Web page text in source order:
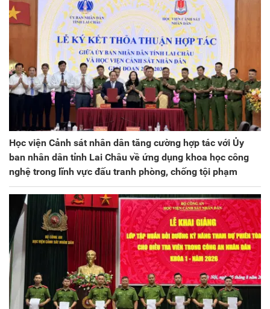
Học viện Cảnh sát nhân dân tăng cường hợp tác với Ủy
ban nhân dân tỉnh Lai Châu về ứng dụng khoa học công
nghệ trong lĩnh vực đấu tranh phòng, chống tội phạm